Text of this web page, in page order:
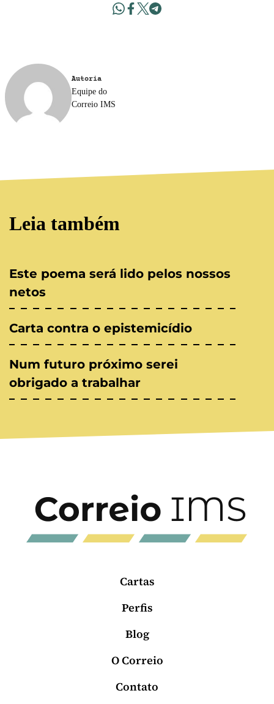
Autoria
Equipe do
Correio IMS
Leia também
Este poema será lido pelos nossos
netos
Carta contra o epistemicídio
Num futuro próximo serei
obrigado a trabalhar
Cartas
Perfis
Blog
O Correio
Contato